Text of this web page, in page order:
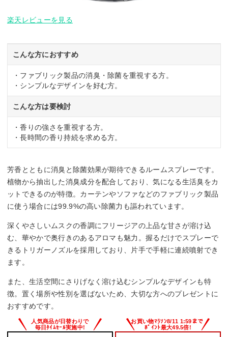
楽天レビューを見る
こんな方におすすめ
・ファブリック製品の消臭・除菌を重視する方。
・シンプルなデザインを好む方。
こんな方は要検討
・香りの強さを重視する方。
・長時間の香り持続を求める方。
芳香とともに消臭と除菌効果が期待できるルームスプレーです。
植物から抽出した消臭成分を配合しており、気になる生活臭をカ
ットできるのが特徴。カーテンやソファなどのファブリック製品
に使う場合には99.9%の高い除菌力も謳われています。
深くやさしいムスクの香調にフリージアの上品な甘さが溶け込
む、華やかで奥行きのあるアロマも魅力。握るだけでスプレーで
きるトリガーノズルを採用しており、片手で手軽に連続噴射でき
ます。
また、生活空間にさりげなく溶け込むシンプルなデザインも特
徴。置く場所や性別を選ばないため、大切な方へのプレゼントに
おすすめです。